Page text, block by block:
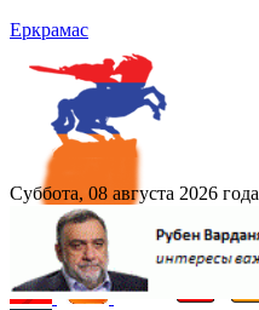
Еркрамас
Суббота, 08 августа 2026 года